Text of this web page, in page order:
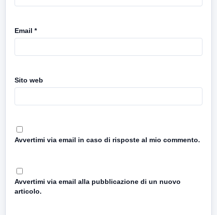
Email *
Sito web
Avvertimi via email in caso di risposte al mio commento.
Avvertimi via email alla pubblicazione di un nuovo
articolo.